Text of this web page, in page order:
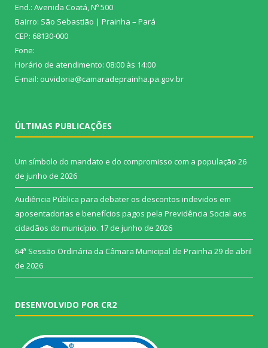
End.: Avenida Coatá, Nº 500
Bairro: São Sebastião | Prainha – Pará
CEP: 68130-000
Fone:
Horário de atendimento: 08:00 às 14:00
E-mail: ouvidoria@camaradeprainha.pa.gov.br
ÚLTIMAS PUBLICAÇÕES
Um símbolo do mandato e do compromisso com a população 26
de junho de 2026
Audiência Pública para debater os descontos indevidos em
aposentadorias e benefícios pagos pela Previdência Social aos
cidadãos do município. 17 de junho de 2026
64ª Sessão Ordinária da Câmara Municipal de Prainha 29 de abril
de 2026
DESENVOLVIDO POR CR2